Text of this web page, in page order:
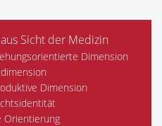
Sicht der Medizin
Dimension
Dimension
Orientierung